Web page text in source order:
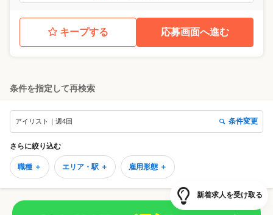
キープする 応募画面へ進む
条件を指定して再検索
アイリスト｜週4回 条件変更
さらに絞り込む
職種 ＋ エリア・駅 ＋ 雇用形態 ＋
新着求人を受け取る